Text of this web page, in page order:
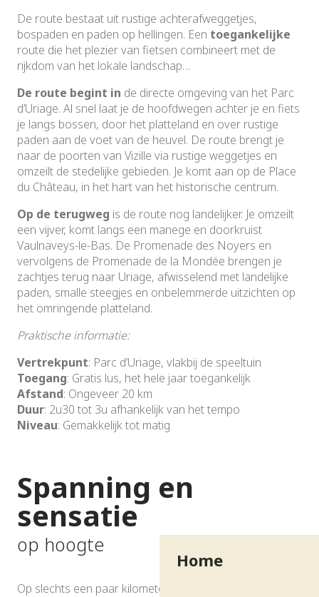
Home
De route bestaat uit rustige achterafweggetjes,
bospaden en paden op hellingen. Een toegankelijke
route die het plezier van fietsen combineert met de
rijkdom van het lokale landschap…
De route begint in de directe omgeving van het Parc
d’Uriage. Al snel laat je de hoofdwegen achter je en fiets
je langs bossen, door het platteland en over rustige
paden aan de voet van de heuvel. De route brengt je
naar de poorten van Vizille via rustige weggetjes en
omzeilt de stedelijke gebieden. Je komt aan op de Place
du Château, in het hart van het historische centrum.
Op de terugweg is de route nog landelijker. Je omzeilt
een vijver, komt langs een manege en doorkruist
Vaulnaveys-le-Bas. De Promenade des Noyers en
vervolgens de Promenade de la Mondée brengen je
zachtjes terug naar Uriage, afwisselend met landelijke
paden, smalle steegjes en onbelemmerde uitzichten op
het omringende platteland.
Praktische informatie:
Vertrekpunt: Parc d’Uriage, vlakbij de speeltuin
Toegang: Gratis lus, het hele jaar toegankelijk
Afstand: Ongeveer 20 km
Duur: 2u30 tot 3u afhankelijk van het tempo
Niveau: Gemakkelijk tot matig
Spanning en
sensatie
op hoogte
Op slechts een paar kilometer van Uriage vind je een